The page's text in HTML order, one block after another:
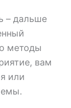
– дальше
методы
вам
или